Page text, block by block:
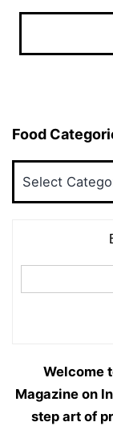
Food
Welcome
Magazine on
step art of